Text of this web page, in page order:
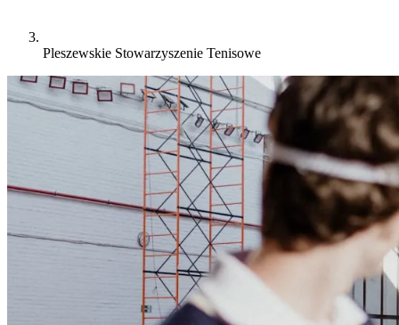
Pleszewskie Stowarzyszenie Tenisowe